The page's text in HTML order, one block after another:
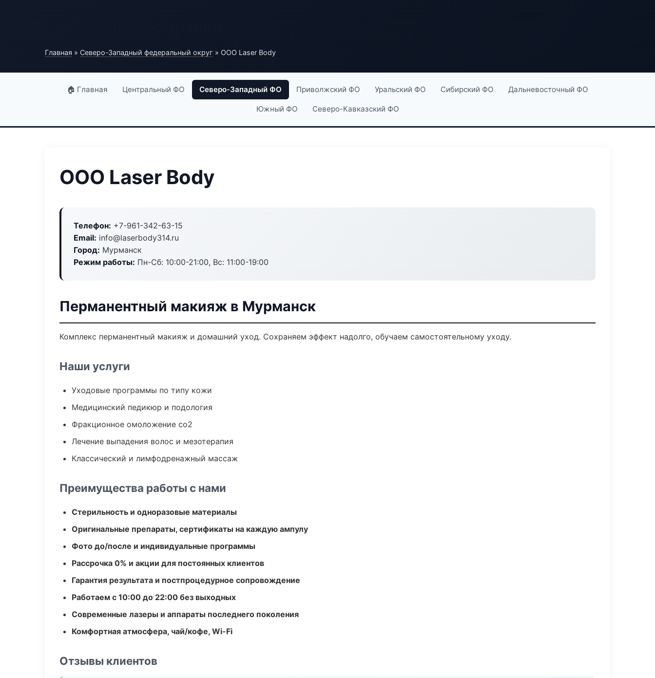
Главная » Северо-Западный федеральный округ » ООО Laser Body
🏠 Главная Центральный ФО Северо-Западный ФО Приволжский ФО Уральский ФО Сибирский ФО Дальневосточный ФО
Южный ФО Северо-Кавказский ФО
ООО Laser Body
Телефон: +7-961-342-63-15
Email: info@laserbody314.ru
Город: Мурманск
Режим работы: Пн-Сб: 10:00-21:00, Вс: 11:00-19:00
Перманентный макияж в Мурманск
Комплекс перманентный макияж и домашний уход. Сохраняем эффект надолго, обучаем самостоятельному уходу.
Наши услуги
Уходовые программы по типу кожи
Медицинский педикюр и подология
Фракционное омоложение co2
Лечение выпадения волос и мезотерапия
Классический и лимфодренажный массаж
Преимущества работы с нами
Стерильность и одноразовые материалы
Оригинальные препараты, сертификаты на каждую ампулу
Фото до/после и индивидуальные программы
Рассрочка 0% и акции для постоянных клиентов
Гарантия результата и постпроцедурное сопровождение
Работаем с 10:00 до 22:00 без выходных
Современные лазеры и аппараты последнего поколения
Комфортная атмосфера, чай/кофе, Wi-Fi
Отзывы клиентов